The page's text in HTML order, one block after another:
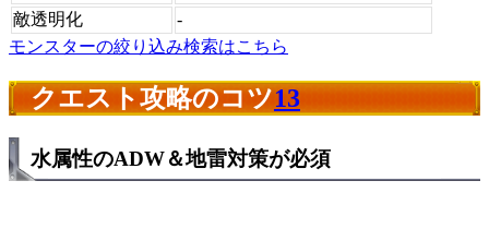
敵透明化
-
モンスターの絞り込み検索はこちら
クエスト攻略のコツ13
水属性のADW＆地雷対策が必須